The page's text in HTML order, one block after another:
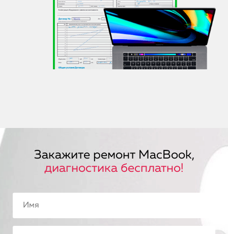
Закажите ремонт MacBook,
диагностика бесплатно!